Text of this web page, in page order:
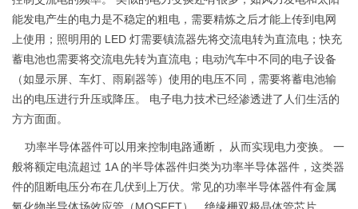
能发电产生的电力是不稳定的粗电，需要精炼之后才能上传到电网
上使用；照明用的 LED 灯需要镇流器先将交流电转为直流电；快充
蓄电池也需要将交流电先转为直流电；电动汽车中不同的电子设备
（如显示屏、车灯、雨刷器等）使用的电压不同，需要将蓄电池输
出的电压进行升压或降压。 电子电力技术已经渗透进了人们生活的
方方面面。
功率半导体器件可以用来控制电路通断， 从而实现电力变换。 一
般将额定电流超过 1A 的半导体器件归类为功率半导体器件，这类器
件的阻断电压分布在几伏到上万伏。常见的功率半导体器件有金属